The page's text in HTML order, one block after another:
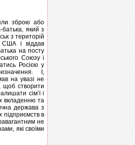
зброю або
батька, який з
з територій
США і віддав
на посту
Союзу і
Росією у
І,
на увазі не
щоб створити
сім’ї і
вкладенню та
держава з
підприємств в
не
які своїми